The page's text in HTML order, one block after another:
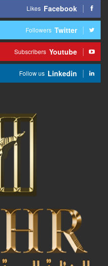
Facebook
Likes
Twitter
Followers
Youtube
Subscribers
Linkedin
Follow us